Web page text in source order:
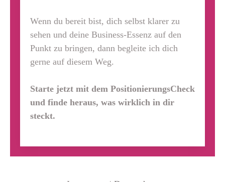
Wenn du bereit bist, dich selbst klarer zu
sehen und deine Business-Essenz auf den
Punkt zu bringen, dann begleite ich dich
gerne auf diesem Weg.
Starte jetzt mit dem PositionierungsCheck
und finde heraus, was wirklich in dir
steckt.